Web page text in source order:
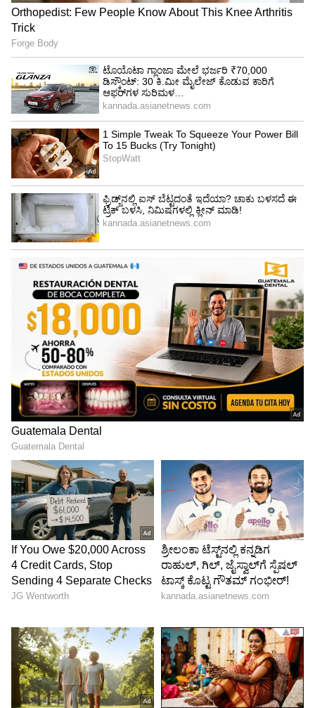
ಜೂಹಿ ಚಾವ್ಲಾ ಜಯ್ ಮೆಹ್ತಾ
ಬಾಲಿವುಡ್‌ನಲ್ಲಿ 90ರ ದಶಕದ ಅತ್ಯಂತ ಜನಪ್ರಿಯ ನಟಿ
ಜೂಹಿ ಚಾವ್ಲಾ 1995ರಲ್ಲಿ ಜೇ ಮೆಹ್ತಾ ಅವರನ್ನು
ವಿವಾಹವಾದರು. ಜಯ್ ಅವರು ಮುಂಬೈ ಮೂಲದ ಬಹು-
ರಾಷ್ಟ್ರೀಯ ಕಂಪನಿಯಾದ ದಿ ಮೆಹ್ತಾ ಗ್ರೂಪ್‌ನ ಹೆಮ್ಮೆಯ
ಮಾಲೀಕರಾಗಿದ್ದಾರೆ. ಇದಲ್ಲದೆ, ಜೂಹಿ ಮತ್ತು ಜೇ ಇಬ್ಬರೂ
ಶಾರುಖ್ ಖಾನ್ ಜೊತೆಗೆ ಐಪಿಎಲ್ ಕ್ರಿಕೆಟ್ ತಂಡದ
ಕೋಲ್ಕತ್ತಾ ನೈಟ್ ರೈಡರ್ಸ್‌ನ ಹೆಮ್ಮೆಯ ಸಹ-ಮಾಲೀಕರು.
ಸ್ವತಂತ್ರವಾಗಿ, ಜೇ ಮೆಹ್ತಾ 15 ಮಿಲಿಯನ್ ನಿವ್ವಳ ಮೌಲ್ಯವನ್ನು
ಹೊಂದಿದ್ದಾರೆ, ಆದರೆ ಜೋಡಿಯಾಗಿ, ಜೇ ಮತ್ತು ಜೂಹಿ ಅವರ
ನಿವ್ವಳ ಮೌಲ್ಯವು 350 ದಶಲಕ್ಷ.
5
ಟೀನಾ ಅಂಬಾನಿ- ಅನಿಲ್ ಅಂಬಾನಿ
80ರ ದಶಕದ ನಟಿ ಟೀನಾ ಮುನಿಮ್ ಫೆಬ್ರವರಿ, 1991ರಲ್ಲಿ
ಧೀರೂಭಾಯಿ ಅಂಬಾನಿಯವರ ಕಿರಿಯ ಮಗ ಅನಿಲ್
ಅಂಬಾನಿ ಅವರನ್ನು ವಿವಾಹವಾದರು. ಈ ಮೂಲಕ ಪ್ರತಿಷ್ಠಿತ
ಅಂಬಾನಿ ವಂಶದ ಭಾಗವಾದರು. ಅನಿಲ್ ಅವರು ರಿಲಯನ್ಸ್
ಎಡಿಎ ಗ್ರೂಪ್‌ನ ಅಧ್ಯಕ್ಷರಾಗಿದ್ದಾರೆ ಮತ್ತು ರಿಲಯನ್ಸ್ ಗುಂಪಿನ
ಇತರ ನಾಲ್ಕು ವರ್ಟಿಕಲ್‌ಗಳಲ್ಲಿ ಸಾಕಷ್ಟು ಷೇರುಗಳನ್ನು
2.3 ಮಿಲಿಯನ್ ನಿವ್ವಳ ಮೌಲ್ಯವನ್ನು ದಾಖಲಿಸಿದ್ದಾರೆ.